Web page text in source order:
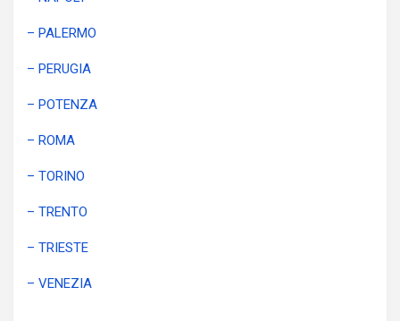
– PALERMO
– PERUGIA
– POTENZA
– ROMA
– TORINO
– TRENTO
– TRIESTE
– VENEZIA